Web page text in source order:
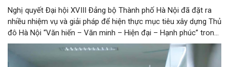
Nghị quyết Đại hội XVIII Đảng bộ Thành phố Hà Nội đã đặt ra
nhiều nhiệm vụ và giải pháp để hiện thực mục tiêu xây dựng Thủ
đô Hà Nội “Văn hiến – Văn minh – Hiện đại – Hạnh phúc” trong
thời kỳ mới. Trong đó, Hà Nội sẽ thúc đẩy phát triển khoa học,
công nghệ, đổi mới sáng tạo và chuyển đổi số toàn diện trong